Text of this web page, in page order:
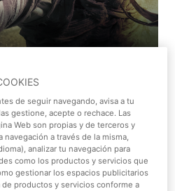
aterradora de
Madrid.Desde el 1 de octubre
de entretenimiento de
programación de la que pocos
Halloween en el Parque de
de seguir navegando, avisa a tu
gestione, acepte o rechace. Las
Web son propias y de terceros y
a través de la misma,
analizar tu navegación para
como los productos y servicios que
gestionar los espacios publicitarios
productos y servicios conforme a